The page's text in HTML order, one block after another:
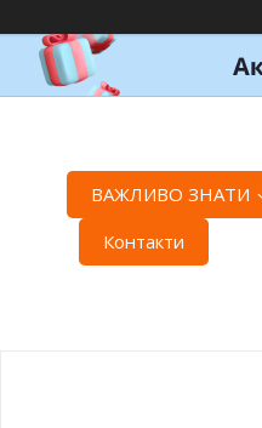
ВАЖЛИВО ЗНАТИ
Контакти